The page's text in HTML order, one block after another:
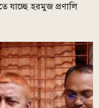
যাচ্ছে হরমুজ প্রণালি